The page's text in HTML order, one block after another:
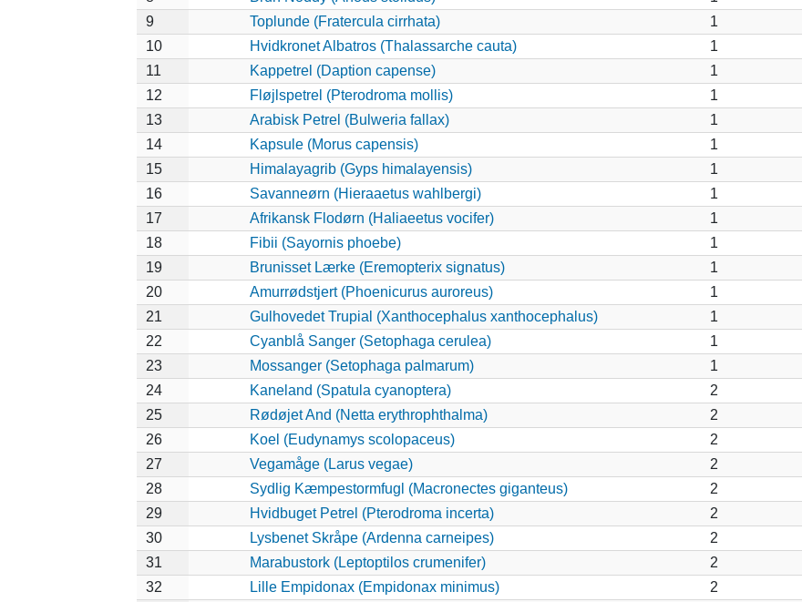
9
Toplunde (Fratercula cirrhata)
1
10
Hvidkronet Albatros (Thalassarche cauta)
1
11
Kappetrel (Daption capense)
1
12
Fløjlspetrel (Pterodroma mollis)
1
13
Arabisk Petrel (Bulweria fallax)
1
14
Kapsule (Morus capensis)
1
15
Himalayagrib (Gyps himalayensis)
1
16
Savanneørn (Hieraaetus wahlbergi)
1
17
Afrikansk Flodørn (Haliaeetus vocifer)
1
18
Fibii (Sayornis phoebe)
1
19
Brunisset Lærke (Eremopterix signatus)
1
20
Amurrødstjert (Phoenicurus auroreus)
1
21
Gulhovedet Trupial (Xanthocephalus xanthocephalus)
1
22
Cyanblå Sanger (Setophaga cerulea)
1
23
Mossanger (Setophaga palmarum)
1
24
Kaneland (Spatula cyanoptera)
2
25
Rødøjet And (Netta erythrophthalma)
2
26
Koel (Eudynamys scolopaceus)
2
27
Vegamåge (Larus vegae)
2
28
Sydlig Kæmpestormfugl (Macronectes giganteus)
2
29
Hvidbuget Petrel (Pterodroma incerta)
2
30
Lysbenet Skråpe (Ardenna carneipes)
2
31
Marabustork (Leptoptilos crumenifer)
2
32
Lille Empidonax (Empidonax minimus)
2